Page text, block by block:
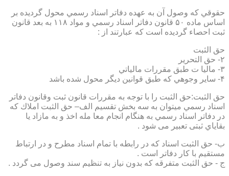
حقوقي كه وصول آن به عهده دفاتر اسناد رسمي محول گرديده بر
اساس ماده ۵۰ قانون دفاتر اسناد رسمي و مواد ۱۱۸ به بعد قانون
ثبت احصاء گرديده است كه عبارتند از :
حق الثبت
۲- حق التحرير
۳- ماليا ت طبق مقررات مالياتي
۴- ساير وجوهي كه طبق قوانين ديگر محول شده باشد
حق الثبت:حق الثبت را با توجه به مقررات قانون ثبت وقانون دفاتر
اسناد رسمي ميتوان به سه بخش تقسيم الف– حق الثبت املاك كه
در دفاتر اسناد رسمي به هنگام انجام معا مله اخذ و به مازاد يا
بقاياي ثبتی تعبیر می شود .
ب- حق الثبت اسناد كه در رابطه با تمام اسناد مطرح و در ارتباط
مستقيم با كار دفاتر است .
ج - حق الثبت متفرقه كه بدون نياز به تنظیم سند وصول می گردد .